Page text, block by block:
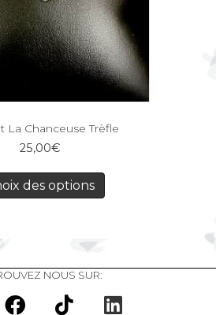
La Chanceuse Trèfle
25,00€
des options
NOUS SUR: